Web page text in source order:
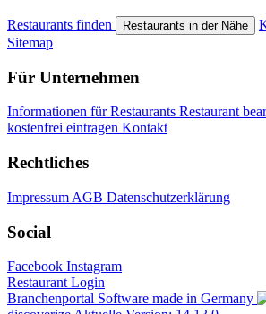
Restaurants finden Restaurants in der Nähe
Sitemap
Für Unternehmen
Informationen für Restaurants Restaurant
kostenfrei eintragen Kontakt
Rechtliches
Impressum AGB Datenschutzerklärung
Social
Facebook Instagram
Restaurant Login
Branchenportal Software made in Germany